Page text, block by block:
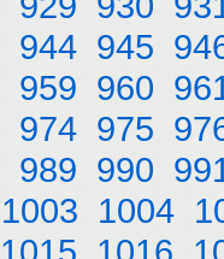
944 945
959 960
974 975
989 990
1003 1004